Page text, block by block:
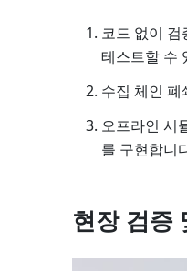
코드 없이
테스트할 수
수집 체인
오프라인 시
를 구현합니
현장 검증